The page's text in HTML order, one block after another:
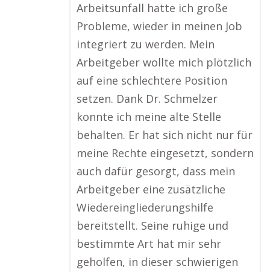
Arbeitsunfall hatte ich große
Probleme, wieder in meinen Job
integriert zu werden. Mein
Arbeitgeber wollte mich plötzlich
auf eine schlechtere Position
setzen. Dank Dr. Schmelzer
konnte ich meine alte Stelle
behalten. Er hat sich nicht nur für
meine Rechte eingesetzt, sondern
auch dafür gesorgt, dass mein
Arbeitgeber eine zusätzliche
Wiedereingliederungshilfe
bereitstellt. Seine ruhige und
bestimmte Art hat mir sehr
geholfen, in dieser schwierigen